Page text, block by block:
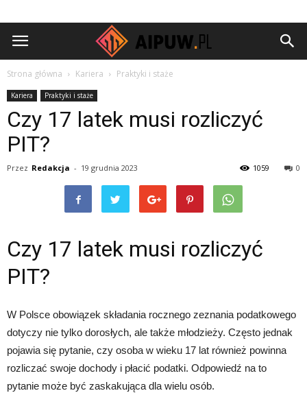
Aipuw.pl
Strona główna Kariera Praktyki i staże
Kariera Praktyki i staże
Czy 17 latek musi rozliczyć
PIT?
Przez Redakcja - 19 grudnia 2023 0
1059
Czy 17 latek musi rozliczyć
PIT?
W Polsce obowiązek składania rocznego zeznania podatkowego
dotyczy nie tylko dorosłych, ale także młodzieży. Często jednak
pojawia się pytanie, czy osoba w wieku 17 lat również powinna
rozliczać swoje dochody i płacić podatki. Odpowiedź na to
pytanie może być zaskakująca dla wielu osób.